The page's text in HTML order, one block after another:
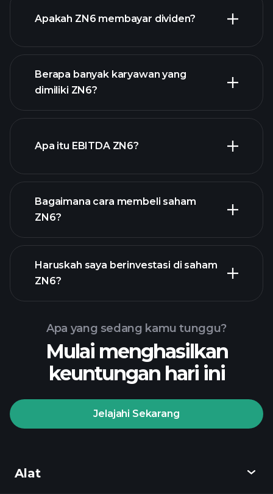
pendapatan ZN6
keuangan
laporan
keuangan
Apakah ZN6 membayar dividen?
Berapa banyak karyawan yang
dimiliki ZN6?
Apa itu EBITDA ZN6?
laporan keuangan ZN6
Bagaimana cara membeli saham
ZN6?
Turnamen
Playtrade
broker yang
Haruskah saya berinvestasi di saham
ZN6?
Apa yang sedang kamu tunggu?
Mulai menghasilkan
keuntungan hari ini
Jelajahi Sekarang
Alat